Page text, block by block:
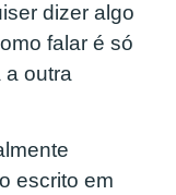
dizer algo
falar é só
a outra
escrito em